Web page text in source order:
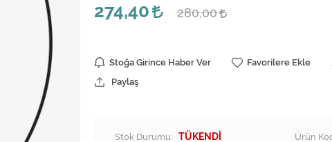
274,40
280,00
Stoğa Girince Haber Ver Favorilere Ekle
Paylaş
Stok Durumu: TÜKENDİ Ürün